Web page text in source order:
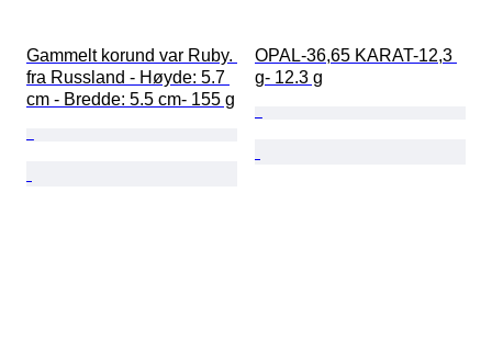
Gammelt korund var Ruby.
fra Russland - Høyde: 5.7
cm - Bredde: 5.5 cm- 155 g
OPAL-36,65 KARAT-12,3
g- 12.3 g